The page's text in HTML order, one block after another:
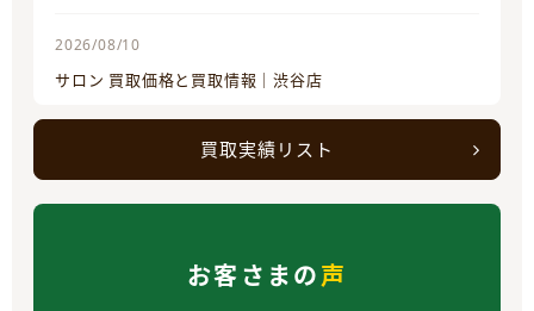
2026/08/10
サロン 買取価格と買取情報｜渋谷店
買取実績リスト
お客さまの声